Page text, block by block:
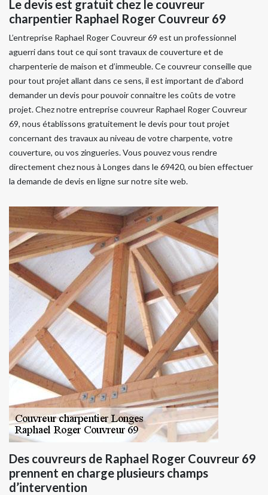
Le devis est gratuit chez le couvreur
charpentier Raphael Roger Couvreur 69
L’entreprise Raphael Roger Couvreur 69 est un professionnel
aguerri dans tout ce qui sont travaux de couverture et de
charpenterie de maison et d’immeuble. Ce couvreur conseille que
pour tout projet allant dans ce sens, il est important de d'abord
demander un devis pour pouvoir connaitre les coûts de votre
projet. Chez notre entreprise couvreur Raphael Roger Couvreur
69, nous établissons gratuitement le devis pour tout projet
concernant des travaux au niveau de votre charpente, votre
couverture, ou vos zingueries. Vous pouvez vous rendre
directement chez nous à Longes dans le 69420, ou bien effectuer
la demande de devis en ligne sur notre site web.
Des couvreurs de Raphael Roger Couvreur 69
prennent en charge plusieurs champs
d’intervention